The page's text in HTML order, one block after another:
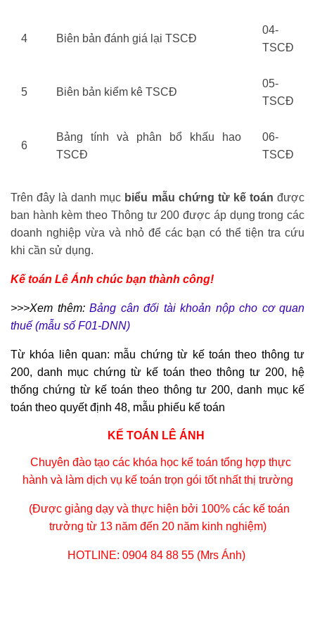
4 Biên bản đánh giá lại TSCĐ
04-
TSCĐ
5 Biên bản kiểm kê TSCĐ
05-
TSCĐ
6
Bảng tính và phân bổ khấu hao
TSCĐ
06-
TSCĐ
Trên đây là danh mục biểu mẫu chứng từ kế toán được
ban hành kèm theo Thông tư 200 được áp dụng trong các
doanh nghiệp vừa và nhỏ để các bạn có thể tiện tra cứu
khi cần sử dụng.
Kế toán Lê Ánh chúc bạn thành công!
>>>Xem thêm: Bảng cân đối tài khoản nộp cho cơ quan
thuế (mẫu số F01-DNN)
Từ khóa liên quan: mẫu chứng từ kế toán theo thông tư
200, danh mục chứng từ kế toán theo thông tư 200, hệ
thống chứng từ kế toán theo thông tư 200, danh mục kế
toán theo quyết định 48, mẫu phiếu kế toán
KẾ TOÁN LÊ ÁNH
Chuyên đào tạo các khóa học kế toán tổng hợp thực
hành và làm dịch vụ kế toán trọn gói tốt nhất thị trường
(Được giảng dạy và thực hiện bởi 100% các kế toán
trưởng từ 13 năm đến 20 năm kinh nghiệm)
HOTLINE: 0904 84 88 55 (Mrs Ánh)